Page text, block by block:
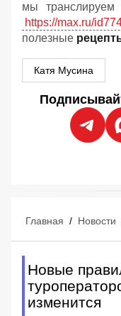
мы транслируем
https://max.ru/
полезные
Катя Мусина
Главная / Новости
Новые
изменится